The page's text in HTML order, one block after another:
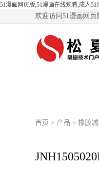
51漫画网页版,51漫画在线观看,成人
欢迎访问51漫画网页
首页 > 产品 > 橡胶